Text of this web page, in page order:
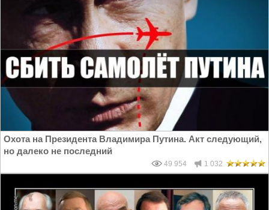
Охота на Президента Владимира Путина. Акт следующий,
но далеко не последний
49 954 1 032